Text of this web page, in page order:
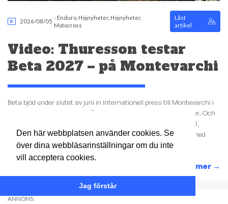
Den här webbplatsen använder cookies. Se
över dina webbläsarinställningar om du inte
vill acceptera cookies.
Jag förstår
2026/08/05
- Enduro Hojnyheter, Hojnyheter,
Motocross
Låst
artikel
Video: Thuresson testar
Beta 2027 – på Montevarchi
Beta bjöd under slutet av juni in internationell press till Montevarchi i
Italien för att visa upp 2027 års motocross- och enduromodeller. Och
vi skickade dit Filip Thuresson för att testa den helt nya RX 250,
uppdaterade RX 450 och RR X-PRO 300 2T – tre motorcyklar med
tydligt...
Läs mer →
ANNONS: